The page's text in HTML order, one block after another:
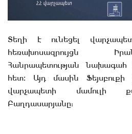
Տեղի է ունեցել
հեռախոսազրույցն
Հանրապետության նախագահ
հետ։ Այդ մասին
վարչապետի մամուլի
Բաղդասարյանը: